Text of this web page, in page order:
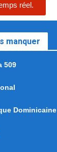
réel.
manquer
509
Dominicaine